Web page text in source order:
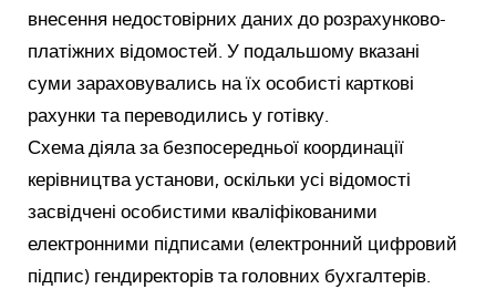
внесення недостовірних даних до розрахунково-
платіжних відомостей. У подальшому вказані
суми зараховувались на їх особисті карткові
рахунки та переводились у готівку.
Схема діяла за безпосередньої координації
керівництва установи, оскільки усі відомості
засвідчені особистими кваліфікованими
електронними підписами (електронний цифровий
підпис) гендиректорів та головних бухгалтерів.